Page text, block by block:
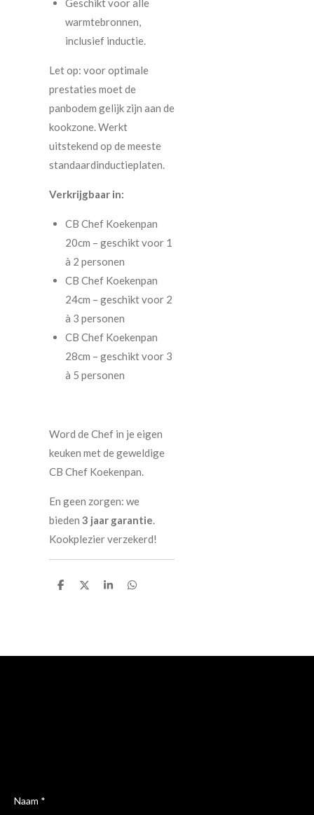
Geschikt voor alle
warmtebronnen,
inclusief inductie.
Let op: voor optimale
prestaties moet de
panbodem gelijk zijn aan de
kookzone. Werkt
uitstekend op de meeste
standaardinductieplaten.
Verkrijgbaar in:
CB Chef Koekenpan
20cm – geschikt voor 1
à 2 personen
CB Chef Koekenpan
24cm – geschikt voor 2
à 3 personen
CB Chef Koekenpan
28cm – geschikt voor 3
à 5 personen
Word de Chef in je eigen
keuken met de geweldige
CB Chef Koekenpan.
En geen zorgen: we
bieden 3 jaar garantie.
Kookplezier verzekerd!
D
D
S
D
Naam *